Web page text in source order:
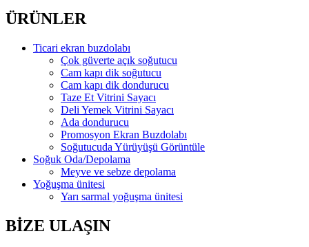
ÜRÜNLER
Ticari ekran buzdolabı
Çok güverte açık soğutucu
Cam kapı dik soğutucu
Cam kapı dik dondurucu
Taze Et Vitrini Sayacı
Deli Yemek Vitrini Sayacı
Ada dondurucu
Promosyon Ekran Buzdolabı
Soğutucuda Yürüyüşü Görüntüle
Soğuk Oda/Depolama
Meyve ve sebze depolama
Yoğuşma ünitesi
Yarı sarmal yoğuşma ünitesi
BİZE ULAŞIN